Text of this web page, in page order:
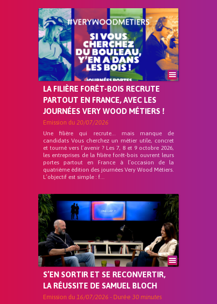
LA FILIÈRE FORÊT-BOIS RECRUTE
PARTOUT EN FRANCE, AVEC LES
JOURNÉES VERY WOOD MÉTIERS !
Emission du 20/07/2026
Une filière qui recrute… mais manque de
candidats Vous cherchez un métier utile, concret
et tourné vers l’avenir ? Les 7, 8 et 9 octobre 2026,
les entreprises de la filière forêt-bois ouvrent leurs
portes partout en France à l’occasion de la
quatrième édition des journées Very Wood Métiers.
L’objectif est simple : f...
S’EN SORTIR ET SE RECONVERTIR,
LA RÉUSSITE DE SAMUEL BLOCH
Emission du 16/07/2026 - Durée 30 minutes